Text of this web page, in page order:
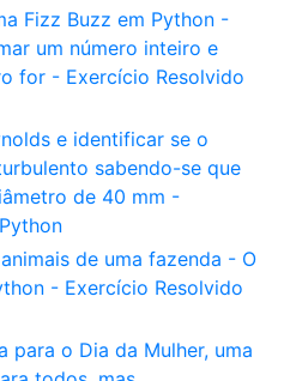
Fizz Buzz em Python -
um número inteiro e
for - Exercício Resolvido
e identificar se o
sabendo-se que
de 40 mm -
de uma fazenda - O
- Exercício Resolvido
para o Dia da Mulher, uma